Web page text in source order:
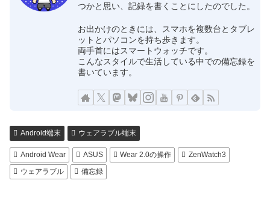
つかと思い、記録を書くことにしたのでした。
お出かけのときには、スマホを複数台とタブレ
ットとパソコンを持ち歩きます。
両手首にはスマートウォッチです。
こんなスタイルで生活している中での備忘録を
書いています。
Android端末 ウェアラブル端末
Android Wear ASUS Wear 2.0の操作
ZenWatch3
ウェアラブル
備忘録